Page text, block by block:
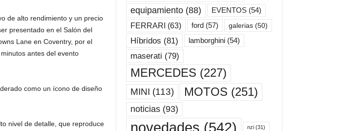
de alto rendimiento y un precio
presentado en el Salón del
Lane en Coventry, por el
antes del evento
como un ícono de diseño
nivel de detalle, que reproduce
equipamiento(88) EVENTOS(54)
FERRARI (63) ford(57) galerias(50)
Híbridos (81) lamborghini(54)
maserati (79)
MERCEDES (227)
MINI (113) MOTOS (251)
noticias(93)
novedades (542) nzi(31)